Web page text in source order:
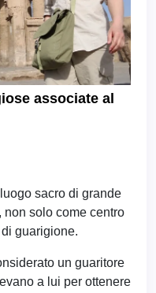
associate al
sacro di grande
solo come centro
guarigione.
un guaritore
a lui per ottenere